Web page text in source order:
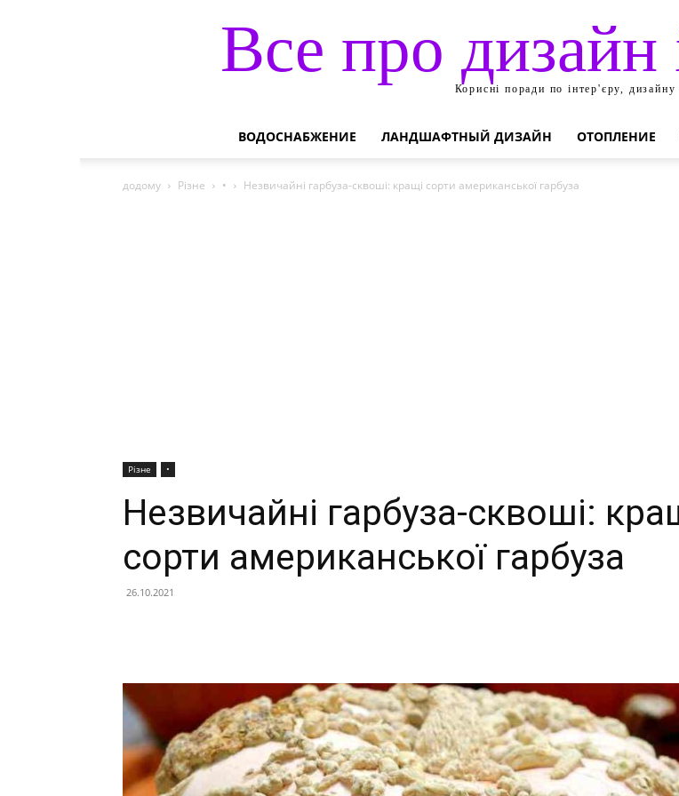
Все про дизайн
Корисні поради по інтер'єру, дизайну
ВОДОСНАБЖЕНИЕ ЛАНДШАФТНЫЙ ДИЗАЙН ОТОПЛЕНИЕ
додому Різне • Незвичайні гарбуза-сквоші: кращі сорти американської гарбуза
Різне •
Незвичайні гарбуза-сквоші:
сорти американської гарбуза
26.10.2021